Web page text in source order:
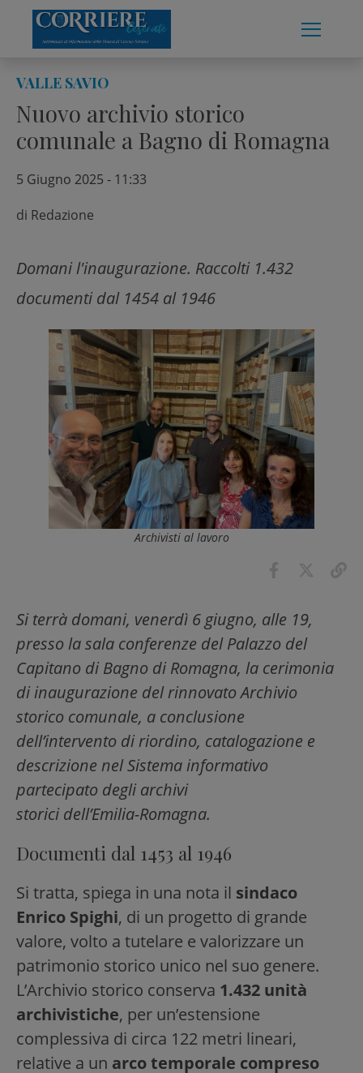
content
VALLE SAVIO
Nuovo archivio storico
comunale a Bagno di Romagna
5 Giugno 2025 - 11:33
di Redazione
Domani l'inaugurazione. Raccolti 1.432
documenti dal 1454 al 1946
Archivisti al lavoro
Si terrà domani, venerdì 6 giugno, alle 19,
presso la sala conferenze del Palazzo del
Capitano di Bagno di Romagna, la cerimonia
di inaugurazione del rinnovato Archivio
storico comunale, a conclusione
dell’intervento di riordino, catalogazione e
descrizione nel Sistema informativo
partecipato degli archivi
storici dell’Emilia-Romagna.
Documenti dal 1453 al 1946
Si tratta, spiega in una nota il sindaco
Enrico Spighi, di un progetto di grande
valore, volto a tutelare e valorizzare un
patrimonio storico unico nel suo genere.
L’Archivio storico conserva 1.432 unità
archivistiche, per un’estensione
complessiva di circa 122 metri lineari,
relative a un arco temporale compreso